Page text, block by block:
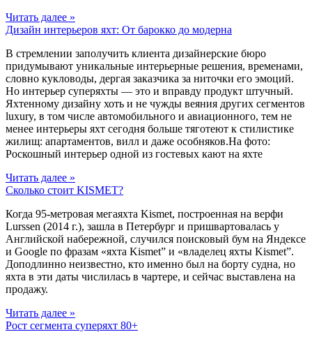
Читать далее »
Дизайн интерьеров яхт: От барокко до модерна
В стремлении заполучить клиента дизайнерские бюро
придумывают уникальные интерьерные решения, временами,
словно кукловоды, дергая заказчика за ниточки его эмоций.
Но интерьер суперяхты — это и вправду продукт штучный.
Яхтенному дизайну хоть и не чужды веяния других сегментов
luxury, в том числе автомобильного и авиационного, тем не
менее интерьеры яхт сегодня больше тяготеют к стилистике
жилищ: апартаментов, вилл и даже особняков.На фото:
Роскошный интерьер одной из гостевых кают на яхте
Читать далее »
Сколько стоит KISMET?
Когда 95-метровая мегаяхта Kismet, построенная на верфи
Lurssen (2014 г.), зашла в Петербург и пришвартовалась у
Английской набережной, случился поисковый бум на Яндексе
и Google по фразам «яхта Kismet” и «владелец яхты Kismet”.
Доподлинно неизвестно, кто именно был на борту судна, но
яхта в эти даты числилась в чартере, и сейчас выставлена на
продажу.
Читать далее »
Рост сегмента суперяхт 80+